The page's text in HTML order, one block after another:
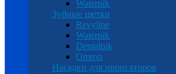
Waterpik
Зубные щетки
Revyline
Waterpik
Dentalpik
Omron
Насадки для ирригаторов